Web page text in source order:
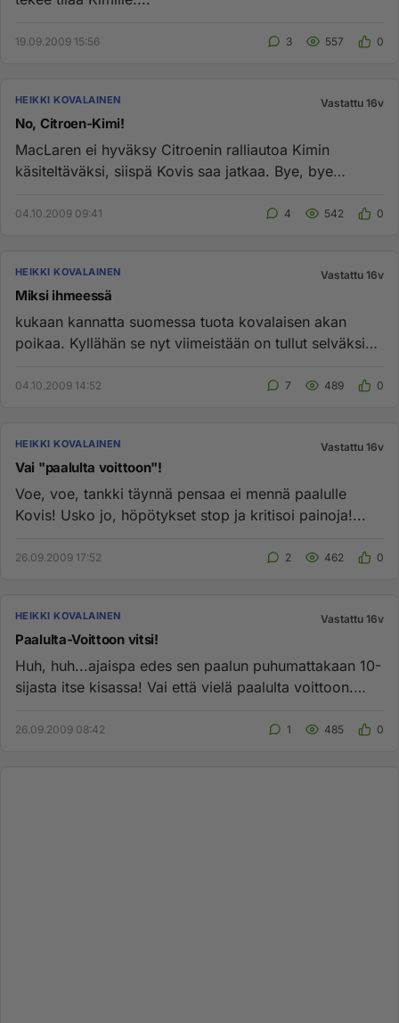
19.09.2009 15:56 3 557 0
HEIKKI KOVALAINEN Vastattu 16v
No, Citroen-Kimi!
MacLaren ei hyväksy Citroenin ralliautoa Kimin
käsiteltäväksi, siispä Kovis saa jatkaa. Bye, bye
04.10.2009 09:41 4 542 0
HEIKKI KOVALAINEN Vastattu 16v
Miksi ihmeessä
kukaan kannatta suomessa tuota kovalaisen akan
poikaa. Kyllähän se nyt viimeistään on tullut selväksi
04.10.2009 14:52 7 489 0
HEIKKI KOVALAINEN Vastattu 16v
Vai "paalulta voittoon"!
Voe, voe, tankki täynnä pensaa ei mennä paalulle
Kovis! Usko jo, höpötykset stop ja kritisoi painoja!...
26.09.2009 17:52 2 462 0
HEIKKI KOVALAINEN Vastattu 16v
Paalulta-Voittoon vitsi!
Huh, huh...ajaispa edes sen paalun puhumattakaan 10-
sijasta itse kisassa! Vai että vielä paalulta voittoon.
26.09.2009 08:42 1 485 0